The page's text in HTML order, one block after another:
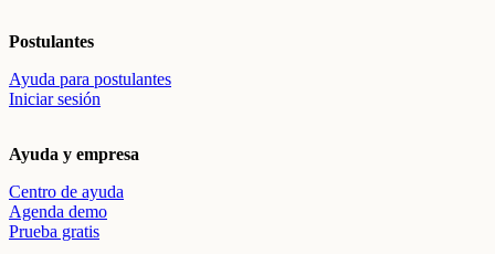
Postulantes
Ayuda para postulantes
Iniciar sesión
Ayuda y empresa
Centro de ayuda
Agenda demo
Prueba gratis